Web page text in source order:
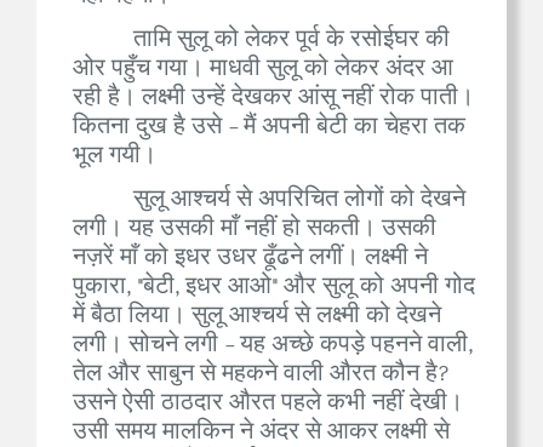
तामि सुलू को लेकर पूर्व के रसोईघर की
ओर पहुँच गया। माधवी सुलू को लेकर अंदर आ
रही है। लक्ष्मी उन्हें देखकर आंसू नहीं रोक पाती।
कितना दुख है उसे - मैं अपनी बेटी का चेहरा तक
भूल गयी।
सुलू आश्चर्य से अपरिचित लोगों को देखने
लगी। यह उसकी माँ नहीं हो सकती। उसकी
नज़रें माँ को इधर उधर ढूँढने लगीं। लक्ष्मी ने
पुकारा, "बेटी, इधर आओ" और सुलू को अपनी गोद
में बैठा लिया। सुलू आश्चर्य से लक्ष्मी को देखने
लगी। सोचने लगी - यह अच्छे कपड़े पहनने वाली,
तेल और साबुन से महकने वाली औरत कौन है?
उसने ऐसी ठाठदार औरत पहले कभी नहीं देखी।
उसी समय मालकिन ने अंदर से आकर लक्ष्मी से